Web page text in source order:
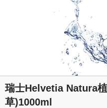
瑞士Helvetia Natura
草)1000ml